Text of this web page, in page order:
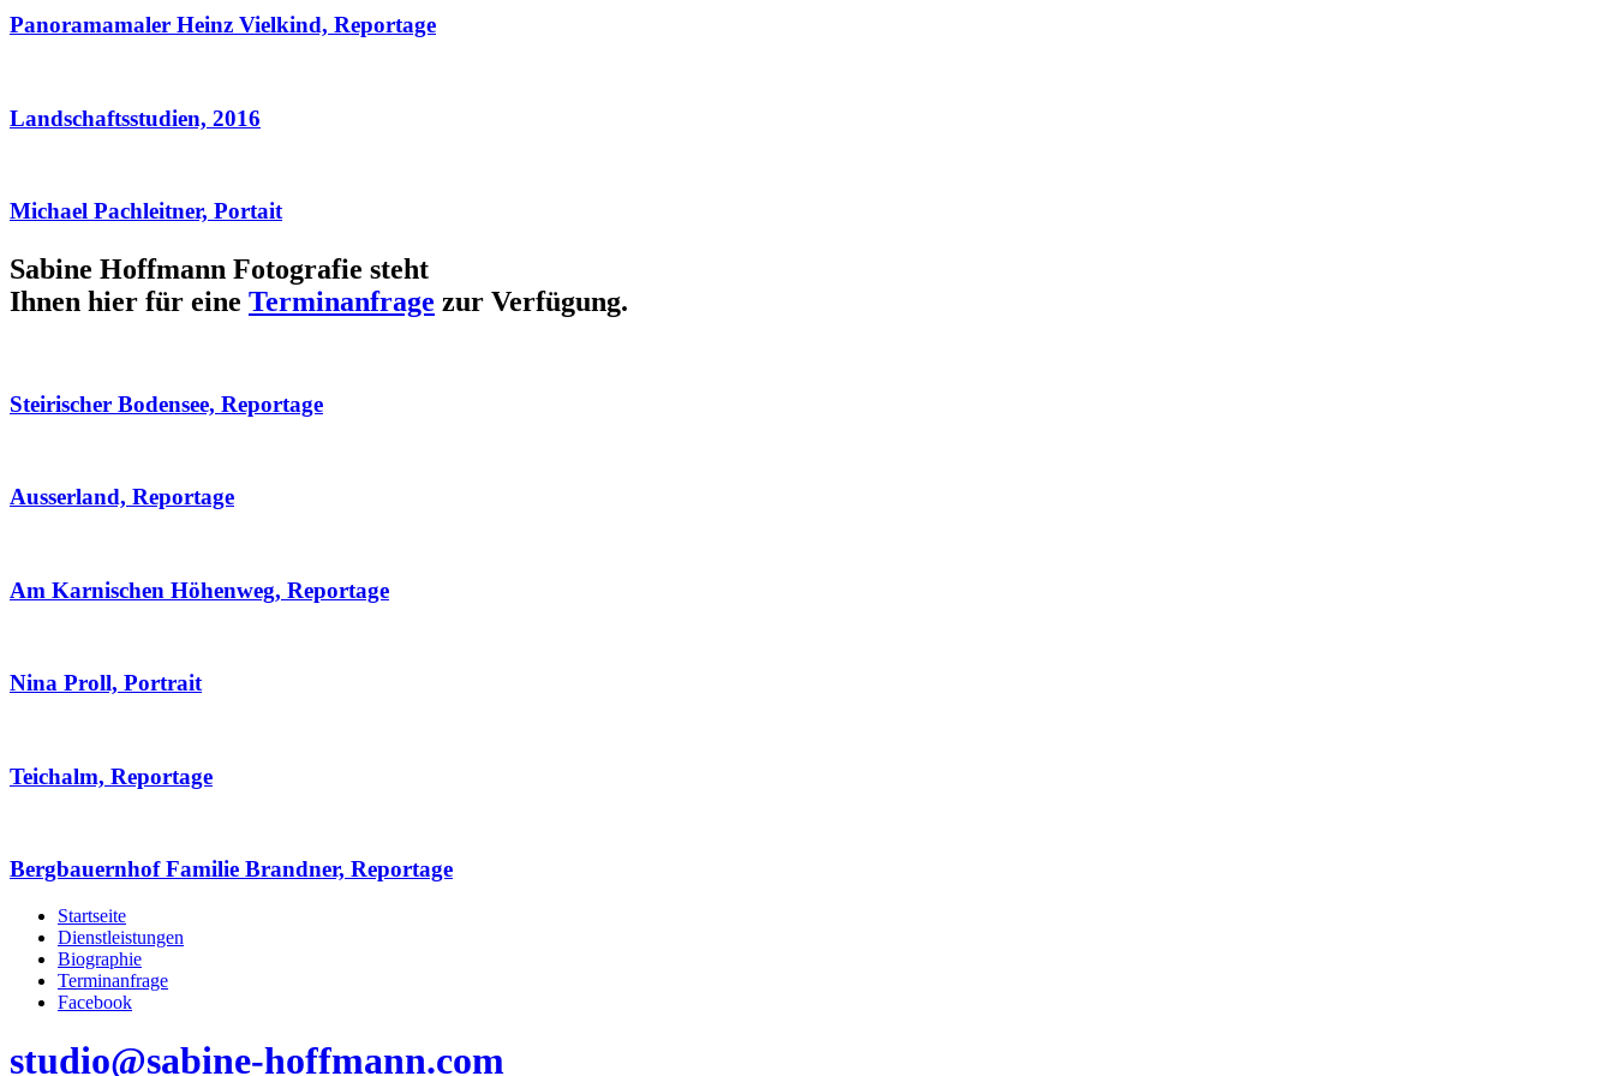
Panoramamaler Heinz Vielkind, Reportage
Landschaftsstudien, 2016
Michael Pachleitner, Portait
Sabine Hoffmann Fotografie steht
Ihnen hier für eine Terminanfrage zur Verfügung.
Steirischer Bodensee, Reportage
Ausserland, Reportage
Am Karnischen Höhenweg, Reportage
Nina Proll, Portrait
Teichalm, Reportage
Bergbauernhof Familie Brandner, Reportage
Startseite
Dienstleistungen
Biographie
Terminanfrage
Facebook
studio@sabine-hoffmann.com